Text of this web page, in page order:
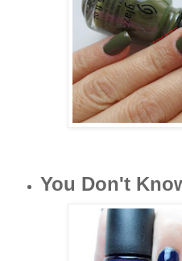
You Don't